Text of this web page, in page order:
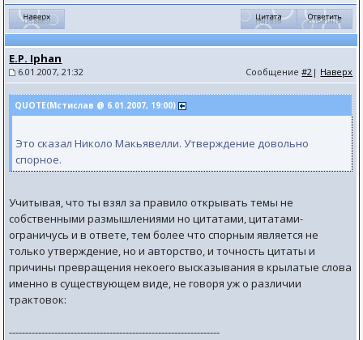
E.P. Iphan
6.01.2007, 21:32 Сообщение#2 | Наверх
QUOTE(Мстислав @ 6.01.2007, 19:00)
Это сказал Николо Макьявелли. Утверждение довольно
спорное.
Учитывая, что ты взял за правило открывать темы не
собственными размышлениями но цитатами, цитатами-
ограничусь и в ответе, тем более что спорным является не
только утверждение, но и авторство, и точность цитаты и
причины превращения некоего высказывания в крылатые слова
именно в существующем виде, не говоря уж о различии
трактовок:
-----------------------------------------------------------------